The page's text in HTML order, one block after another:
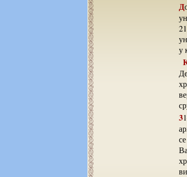
До 213. Год.н.е. сви епископи су мање-више успевали у својим намерама да одрже и
у
Континуирани напредак цркве
314.год.н.е за епископа у Јерусалиму постаје Макарије I, веома способан и мудар